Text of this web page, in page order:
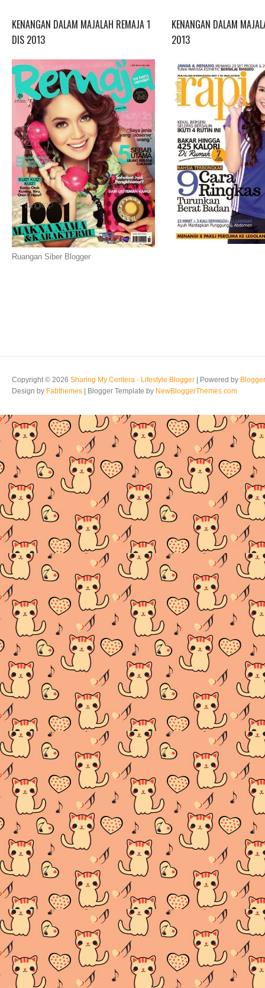
KENANGAN DALAM MAJALAH REMAJA 1
DIS 2013
Ruangan Siber Blogger
KENANGAN DALAM
2013
Copyright © 2026 Sharing My Ceritera - Lifestyle Blogger | Powered by Blogger
Design by Fabthemes | Blogger Template by NewBloggerThemes.com